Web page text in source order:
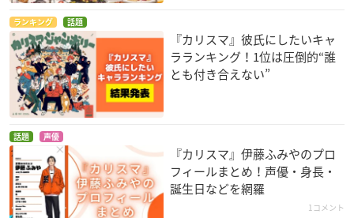
ランキング 話題
『カリスマ』彼氏にしたいキャ
ラランキング！1位は圧倒的“誰
とも付き合えない”
話題 声優
『カリスマ』伊藤ふみやのプロ
フィールまとめ！声優・身長・
誕生日などを網羅
1コメント